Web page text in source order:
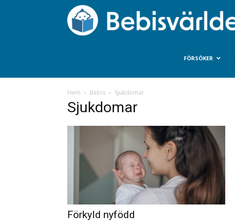
FÖRSÖKER
Hem Bebis Sjukdomar
Sjukdomar
Förkyld nyfödd